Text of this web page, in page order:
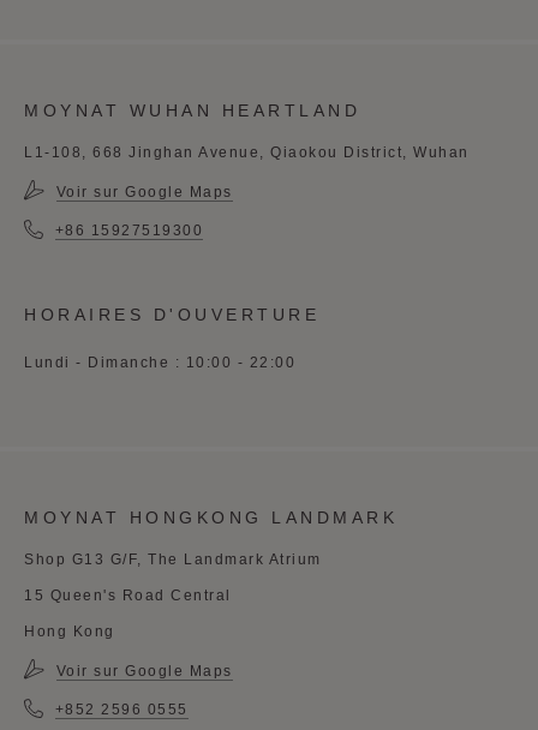
MOYNAT WUHAN HEARTLAND
L1-108, 668 Jinghan Avenue, Qiaokou District, Wuhan
Voir sur Google Maps
+86 15927519300
HORAIRES D'OUVERTURE
Lundi - Dimanche : 10:00 - 22:00
MOYNAT HONGKONG LANDMARK
Shop G13 G/F, The Landmark Atrium
15 Queen's Road Central
Hong Kong
Voir sur Google Maps
+852 2596 0555